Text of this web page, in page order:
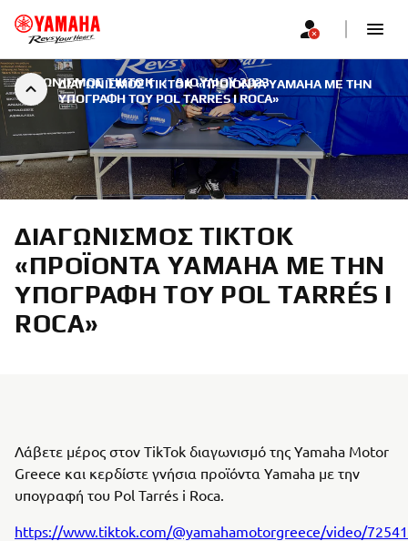
ΔΙΑΓΩΝΙΣΜΌΣ TIKTOK «ΠΡΟΪΌΝΤΑ YAMAHA ΜΕ ΤΗΝ
ΥΠΟΓΡΑΦΉ ΤΟΥ POL TARRÉS I ROCA»
ΔΙΑΓΩΝΙΣΜΌΣ TIKTOK | 9 ΙΟΥΛΊΟΥ 2023
ΔΙΑΓΩΝΙΣΜΌΣ TIKTOK
«ΠΡΟΪΌΝΤΑ YAMAHA ΜΕ ΤΗΝ
ΥΠΟΓΡΑΦΉ ΤΟΥ POL TARRÉS I
ROCA»
Λάβετε μέρος στον TikTok διαγωνισμό της Yamaha Motor
Greece και κερδίστε γνήσια προϊόντα Yamaha με την
υπογραφή του Pol Tarrés i Roca.
https://www.tiktok.com/@yamahamotorgreece/video/